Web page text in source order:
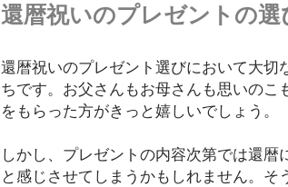
還暦祝いのプレゼントの選
還暦祝いのプレゼント選びにおいて大切
ちです。お父さんもお母さんも思いのこ
をもらった方がきっと嬉しいでしょう。
しかし、プレゼントの内容次第では還暦
と感じさせてしまうかもしれません。そ